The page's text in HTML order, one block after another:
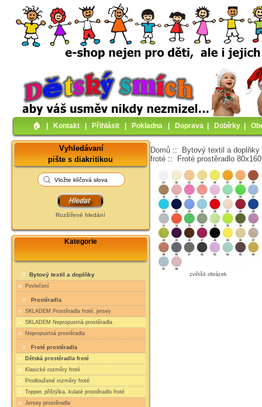
🏠︎ Kontakt Přihlásit Pokladna Doprava Dobírky
Vyhledávaní
pište s diakritikou
Rozšířené hledání
Kategorie
Bytový textil a doplňky
Povlečení
Prostěradla
SKLADEM Prostěradla froté, jersey
SKLADEM Nepropustná prostěradla
Nepropustná prostěradla
Froté prostěradla
Dětská prostěradla froté
Klasické rozměry froté
Prodloužené rozměry froté
Topper, přištýlka, kulaté prostěradlo froté
Jersey prostěradla
Domů :: Bytový textil a doplňky
froté :: Froté prostěradlo
zvětšit obrázek